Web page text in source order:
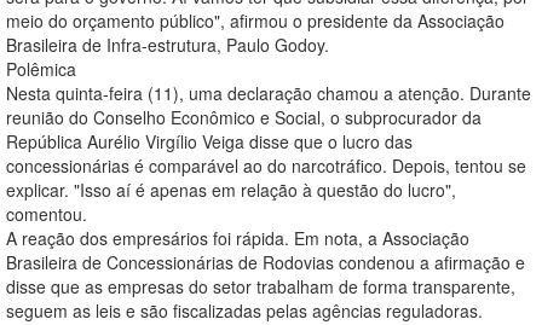
meio do orçamento público", afirmou o presidente da Associação
Brasileira de Infra-estrutura, Paulo Godoy.
Polêmica
Nesta quinta-feira (11), uma declaração chamou a atenção. Durante
reunião do Conselho Econômico e Social, o subprocurador da
República Aurélio Virgílio Veiga disse que o lucro das
concessionárias é comparável ao do narcotráfico. Depois, tentou se
explicar. "Isso aí é apenas em relação à questão do lucro",
comentou.
A reação dos empresários foi rápida. Em nota, a Associação
Brasileira de Concessionárias de Rodovias condenou a afirmação e
disse que as empresas do setor trabalham de forma transparente,
seguem as leis e são fiscalizadas pelas agências reguladoras.